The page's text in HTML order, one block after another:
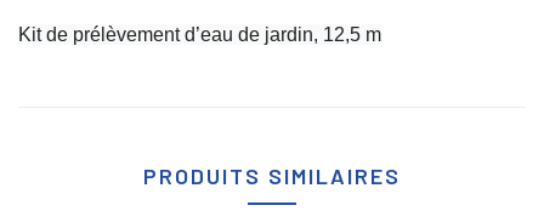
Kit de prélèvement d’eau de jardin, 12,5 m
PRODUITS SIMILAIRES